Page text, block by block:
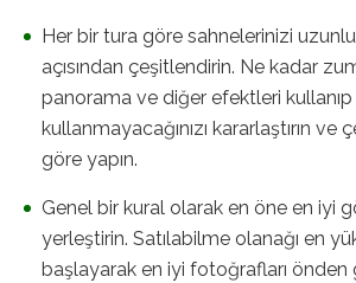
Her bir tura göre sahnelerinizi
açısından çeşitlendirin. Ne kadar
panorama ve diğer efektleri kullanıp
kullanmayacağınızı kararlaştırın ve
göre yapın.
Genel bir kural olarak en öne en iyi
yerleştirin. Satılabilme olanağı en
başlayarak en iyi fotoğrafları önden